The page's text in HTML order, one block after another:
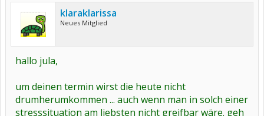
klaraklarissa
Neues Mitglied
hallo jula,
um deinen termin wirst die heute nicht
drumherumkommen ... auch wenn man in solch einer
stresssituation am liebsten nicht greifbar wäre. geh